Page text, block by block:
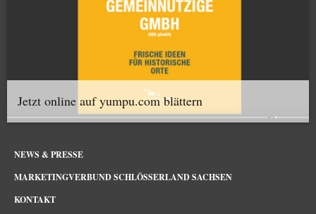
Jetzt online auf yumpu.com blättern
NEWS & PRESSE
MARKETINGVERBUND SCHLÖSSERLAND SACHSEN
KONTAKT